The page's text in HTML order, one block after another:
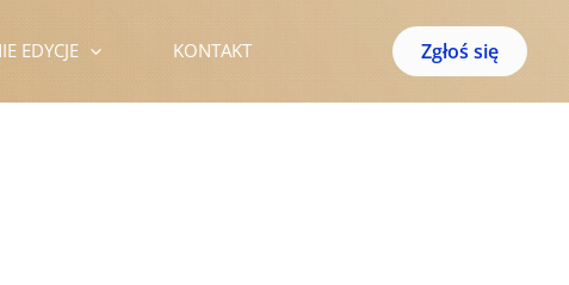
EDYCJE KONTAKT Zgłoś się